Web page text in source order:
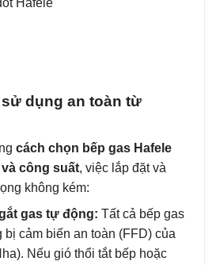
sử dụng an toàn từ
cách chọn bếp gas Hafele
công suất, việc lắp đặt và
không kém:
gas tự động: Tất cả bếp gas
bị cảm biến an toàn (FFD) của
Nếu gió thổi tắt bếp hoặc